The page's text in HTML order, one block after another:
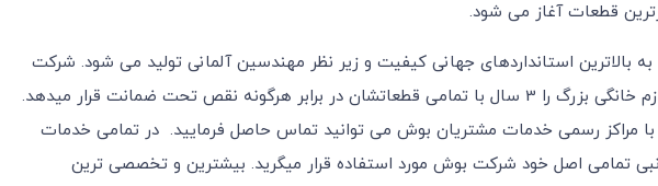
قطعات آغاز می شود.
به بالاترین استانداردهای جهانی کیفیت و زیر نظر مهندسین آلمانی تولید می شود. شرکت
بوش لوازم خانگی کوچک را 2 سال و لوازم خانگی بزرگ را 3 سال با تمامی قطعاتشان در برابر هرگونه نقص تحت ضمانت قرار میدهد.
مراکز رسمی خدمات مشتریان بوش می توانید تماس حاصل فرمایید. در تمامی خدمات
تمامی اصل خود شرکت بوش مورد استفاده قرار میگرید. بیشترین و تخصصی ترین